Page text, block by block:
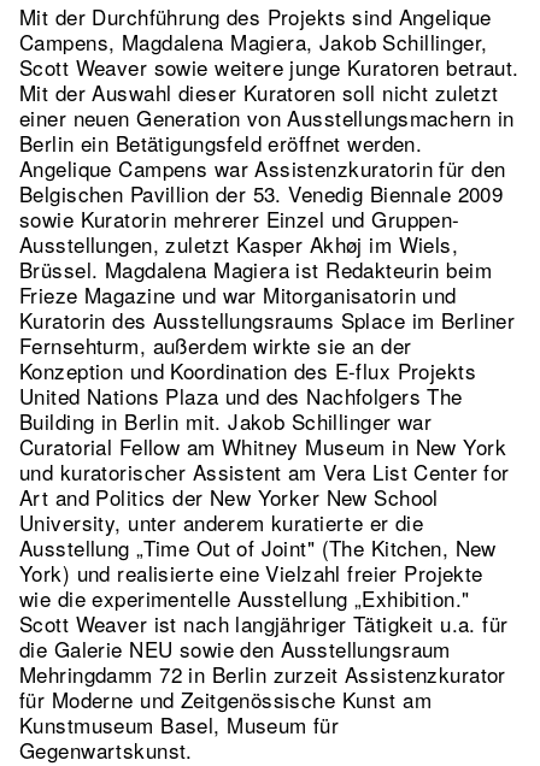
Mit der Durchführung des Projekts sind Angelique
Campens, Magdalena Magiera, Jakob Schillinger,
Scott Weaver sowie weitere junge Kuratoren betraut.
Mit der Auswahl dieser Kuratoren soll nicht zuletzt
einer neuen Generation von Ausstellungsmachern in
Berlin ein Betätigungsfeld eröffnet werden.
Angelique Campens war Assistenzkuratorin für den
Belgischen Pavillion der 53. Venedig Biennale 2009
sowie Kuratorin mehrerer Einzel und Gruppen-
Ausstellungen, zuletzt Kasper Akhøj im Wiels,
Brüssel. Magdalena Magiera ist Redakteurin beim
Frieze Magazine und war Mitorganisatorin und
Kuratorin des Ausstellungsraums Splace im Berliner
Fernsehturm, außerdem wirkte sie an der
Konzeption und Koordination des E-flux Projekts
United Nations Plaza und des Nachfolgers The
Building in Berlin mit. Jakob Schillinger war
Curatorial Fellow am Whitney Museum in New York
und kuratorischer Assistent am Vera List Center for
Art and Politics der New Yorker New School
University, unter anderem kuratierte er die
Ausstellung „Time Out of Joint" (The Kitchen, New
York) und realisierte eine Vielzahl freier Projekte
wie die experimentelle Ausstellung „Exhibition."
Scott Weaver ist nach langjähriger Tätigkeit u.a. für
die Galerie NEU sowie den Ausstellungsraum
Mehringdamm 72 in Berlin zurzeit Assistenzkurator
für Moderne und Zeitgenössische Kunst am
Kunstmuseum Basel, Museum für
Gegenwartskunst.